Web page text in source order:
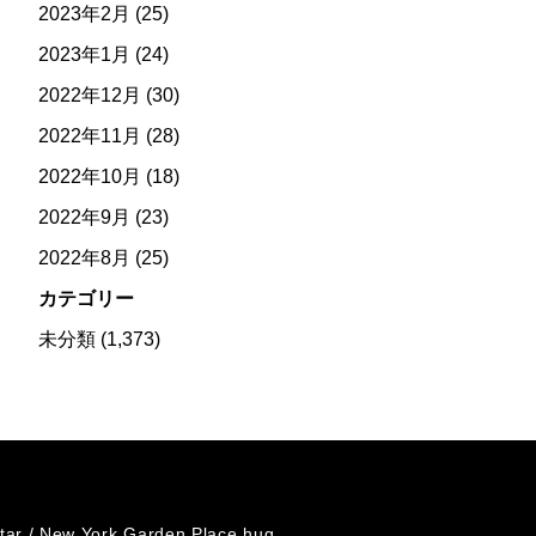
2023年2月 (25)
2023年1月 (24)
2022年12月 (30)
2022年11月 (28)
2022年10月 (18)
2022年9月 (23)
2022年8月 (25)
カテゴリー
未分類(1,373)